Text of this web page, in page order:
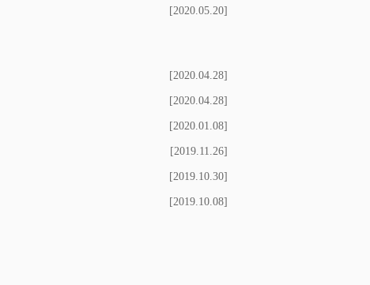
[2020.05.20]
[2020.04.28]
[2020.04.28]
[2020.01.08]
[2019.11.26]
[2019.10.30]
[2019.10.08]